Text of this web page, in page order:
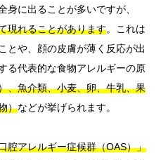
身に出ることが多いですが、
現れることがあります。これは
とや、顔の皮膚が薄く反応が出
る代表的な食物アレルギーの原
、魚介類、小麦、卵、牛乳、果
）などが挙げられます。
腔アレルギー症候群（OAS）」